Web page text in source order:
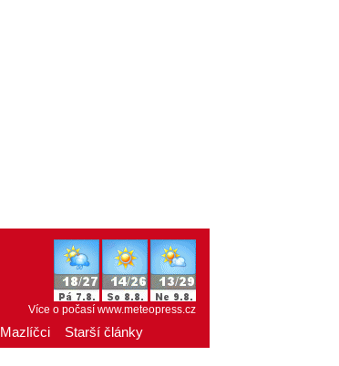
Více o počasí www.meteopress.cz
Mazlíčci Starší články